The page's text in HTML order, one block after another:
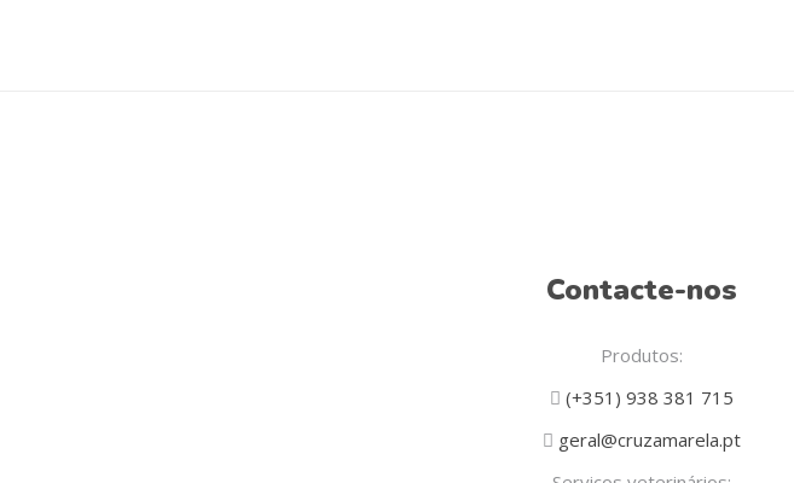
Contacte-nos
Produtos:
(+351) 938 381 715
geral@cruzamarela.pt